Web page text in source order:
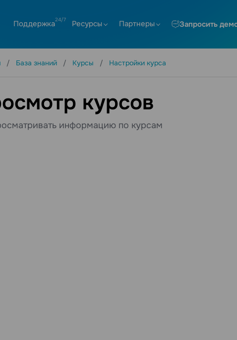
Поддержка Ресурсы Партнеры Запросить
База знаний Курсы Настройки курса
курсов
информацию по курсам